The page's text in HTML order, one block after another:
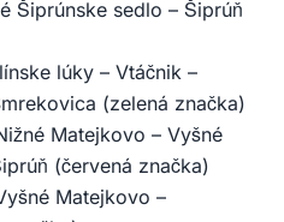
Šiprúnske sedlo – Šiprúň
lúky – Vtáčnik –
(zelená značka)
Matejkovo – Vyšné
(červená značka)
Matejkovo –